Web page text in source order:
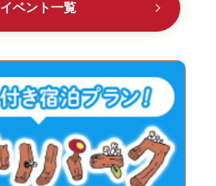
イベント一覧